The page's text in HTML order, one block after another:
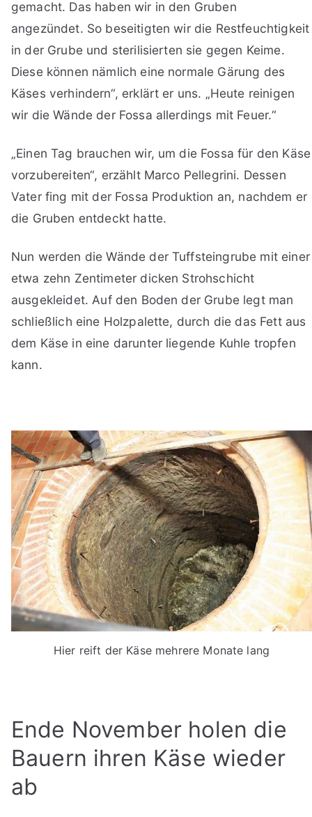
gemacht. Das haben wir in den Gruben
angezündet. So beseitigten wir die Restfeuchtigkeit
in der Grube und sterilisierten sie gegen Keime.
Diese können nämlich eine normale Gärung des
Käses verhindern“, erklärt er uns. „Heute reinigen
wir die Wände der Fossa allerdings mit Feuer.“
„Einen Tag brauchen wir, um die Fossa für den Käse
vorzubereiten“, erzählt Marco Pellegrini. Dessen
Vater fing mit der Fossa Produktion an, nachdem er
die Gruben entdeckt hatte.
Nun werden die Wände der Tuffsteingrube mit einer
etwa zehn Zentimeter dicken Strohschicht
ausgekleidet. Auf den Boden der Grube legt man
schließlich eine Holzpalette, durch die das Fett aus
dem Käse in eine darunter liegende Kuhle tropfen
kann.
Hier reift der Käse mehrere Monate lang
Ende November holen die
Bauern ihren Käse wieder
ab